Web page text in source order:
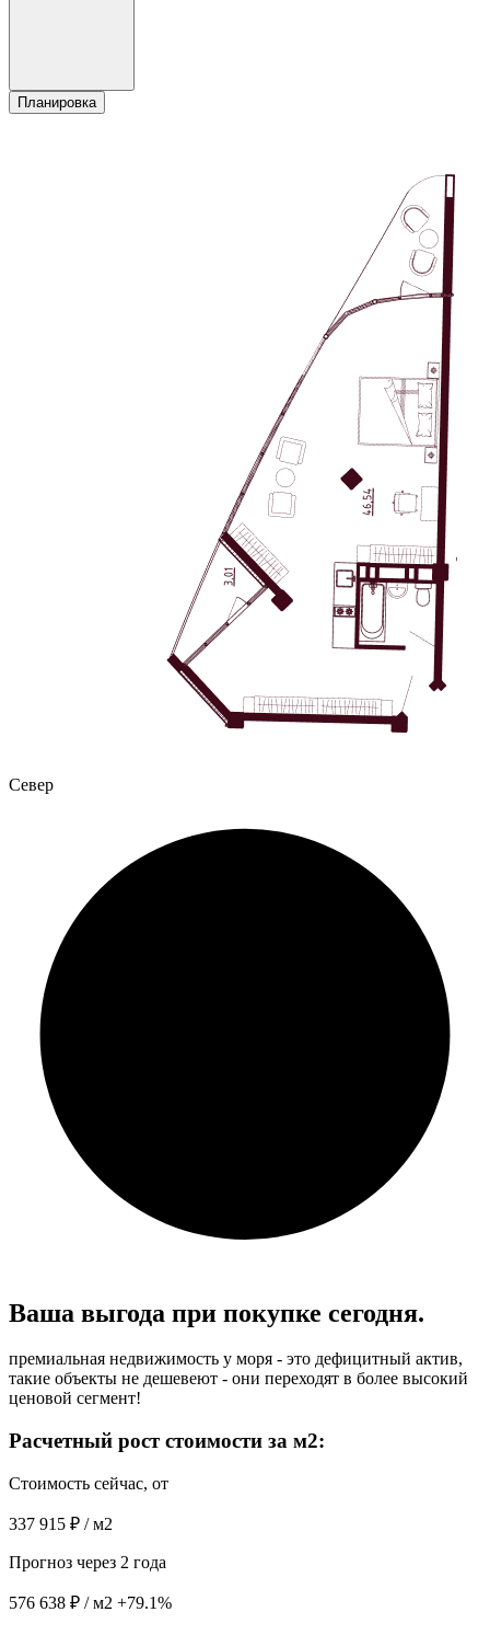
Планировка
Север
Ваша выгода при покупке сегодня.
премиальная недвижимость у моря - это дефицитный актив,
такие объекты не дешевеют - они переходят в более высокий
ценовой сегмент!
Расчетный рост стоимости за м2:
Стоимость сейчас, от
337 915 ₽ / м2
Прогноз через 2 года
576 638 ₽ / м2 +79.1%